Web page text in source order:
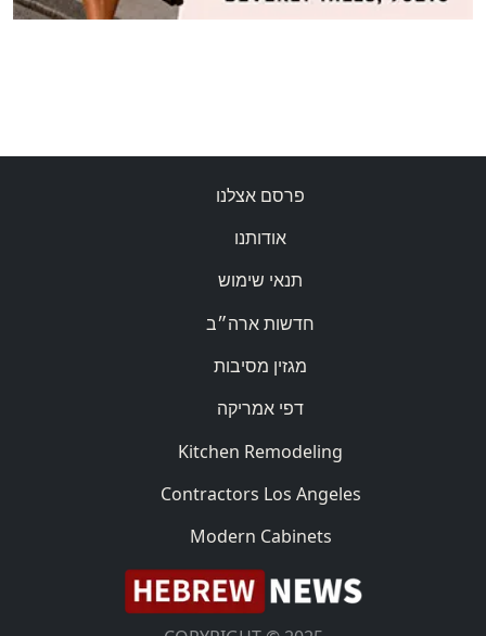
פרסם אצלנו
אודותנו
תנאי שימוש
חדשות ארה״ב
מגזין מסיבות
דפי אמריקה
Kitchen Remodeling
Contractors Los Angeles
Modern Cabinets